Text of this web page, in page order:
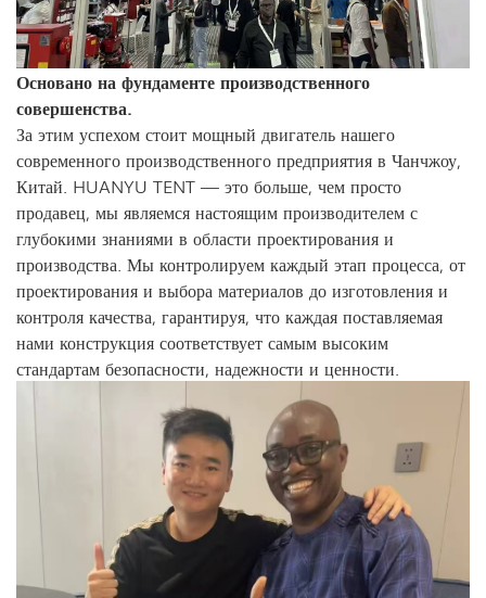
Основано на фундаменте производственного
совершенства.
За этим успехом стоит мощный двигатель нашего
современного производственного предприятия в Чанчжоу,
Китай. HUANYU TENT — это больше, чем просто
продавец, мы являемся настоящим производителем с
глубокими знаниями в области проектирования и
производства. Мы контролируем каждый этап процесса, от
проектирования и выбора материалов до изготовления и
контроля качества, гарантируя, что каждая поставляемая
нами конструкция соответствует самым высоким
стандартам безопасности, надежности и ценности.